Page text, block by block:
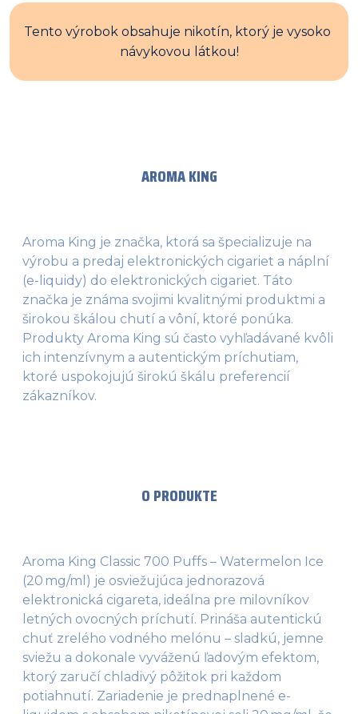
Tento výrobok obsahuje nikotín, ktorý je vysoko
návykovou látkou!
AROMA KING
Aroma King je značka, ktorá sa špecializuje na
výrobu a predaj elektronických cigariet a náplní
(e-liquidy) do elektronických cigariet. Táto
značka je známa svojimi kvalitnými produktmi a
širokou škálou chutí a vôní, ktoré ponúka.
Produkty Aroma King sú často vyhľadávané kvôli
ich intenzívnym a autentickým príchutiam,
ktoré uspokojujú širokú škálu preferencií
zákazníkov.
O PRODUKTE
Aroma King Classic 700 Puffs – Watermelon Ice
(20 mg/ml) je osviežujúca jednorazová
elektronická cigareta, ideálna pre milovníkov
letných ovocných príchutí. Prináša autentickú
chuť zrelého vodného melónu – sladkú, jemne
sviežu a dokonale vyváženú ľadovým efektom,
ktorý zaručí chladivý pôžitok pri každom
potiahnutí. Zariadenie je prednaplnené e-